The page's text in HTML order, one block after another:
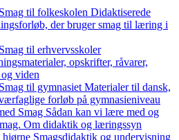
til folkeskolen Didaktiserede
der bruger smag til læring i
til erhvervsskoler
opskrifter, råvarer,
viden
til gymnasiet Materialer til dansk,
forløb på gymnasieniveau
Smag Sådan kan vi lære med og
Om didaktik og læringssyn
Smagsdidaktik og undervisning